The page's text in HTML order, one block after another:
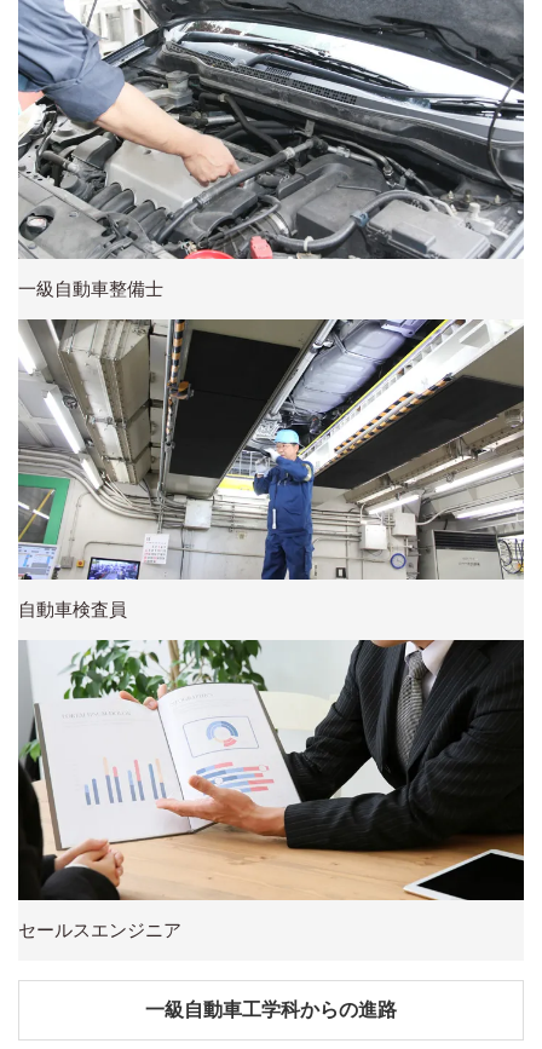
一級自動車整備士
自動車検査員
セールスエンジニア
一級自動車工学科からの進路